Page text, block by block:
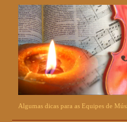
Algumas dicas para as Equipes de